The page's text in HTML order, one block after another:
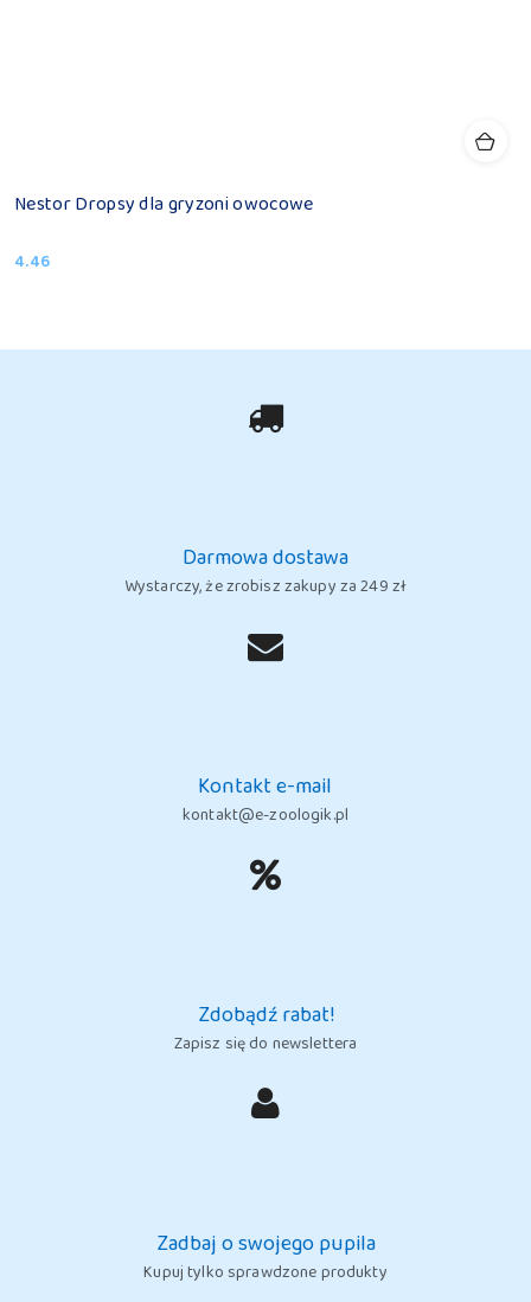
Nestor Dropsy dla gryzoni owocowe
Cena:
4.46
Darmowa dostawa
Wystarczy, że zrobisz zakupy za 249 zł
Kontakt e-mail
kontakt@e-zoologik.pl
Zdobądź rabat!
Zapisz się do newslettera
Zadbaj o swojego pupila
Kupuj tylko sprawdzone produkty